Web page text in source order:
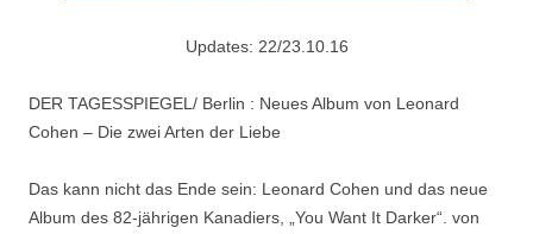
Updates: 22/23.10.16
DER TAGESSPIEGEL/ Berlin : Neues Album von Leonard
Cohen – Die zwei Arten der Liebe
Das kann nicht das Ende sein: Leonard Cohen und das neue
Album des 82-jährigen Kanadiers, „You Want It Darker“. von